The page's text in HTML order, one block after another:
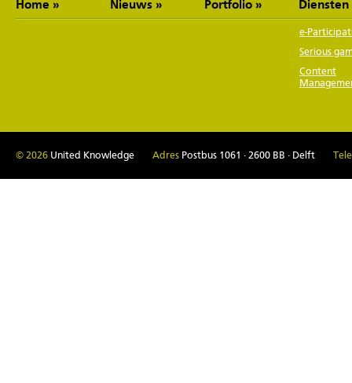
Home Nieuws Portfolio Diensten
e-
Serious
Content
© 2026 United Knowledge Adres Postbus 1061 · 2600 BB · Delft